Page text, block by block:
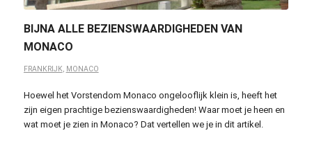
BIJNA ALLE BEZIENSWAARDIGHEDEN VAN
MONACO
FRANKRIJK, MONACO
Hoewel het Vorstendom Monaco ongelooflijk klein is, heeft het
zijn eigen prachtige bezienswaardigheden! Waar moet je heen en
wat moet je zien in Monaco? Dat vertellen we je in dit artikel.